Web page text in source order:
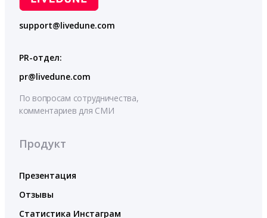
support@livedune.com
PR-отдел:
pr@livedune.com
По вопросам сотрудничества,
комментариев для СМИ
Продукт
Презентация
Отзывы
Статистика Инстаграм